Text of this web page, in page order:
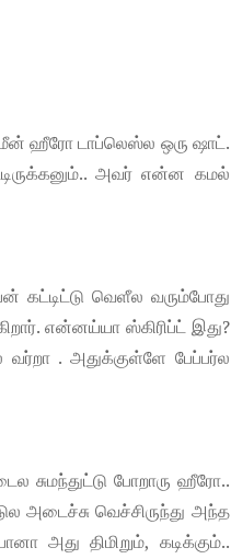
மீன் ஹீரோ டாப்லெஸ்ல ஒரு ஷாட்.
அவர் என்ன கமல்
கட்டிட்டு வெளீல வரும்போது
என்னய்யா ஸ்கிரிப்ட் இது?
. அதுக்குள்ளே பேப்பர்ல
சுமந்துட்டு போறாரு ஹீரோ..
அடைச்சு வெச்சிருந்து அந்த
அது திமிறும், கடிக்கும்..